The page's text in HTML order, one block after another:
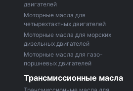
двигателей
Моторные масла для
четырехтактных двигателей
Моторные масла для морских
дизельных двигателей
Моторные масла для газо-
поршневых двигателей
Трансмиссионные масла